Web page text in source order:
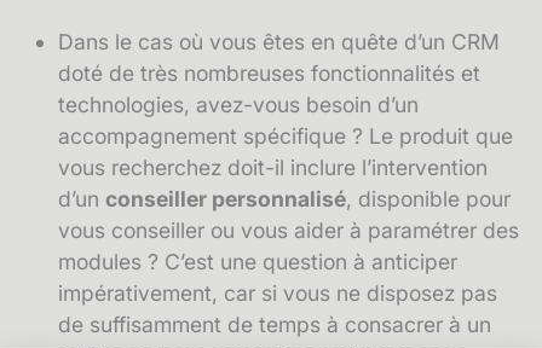
Dans le cas où vous êtes en quête d’un CRM
doté de très nombreuses fonctionnalités et
technologies, avez-vous besoin d’un
accompagnement spécifique ? Le produit que
vous recherchez doit-il inclure l’intervention
d’un conseiller personnalisé, disponible pour
vous conseiller ou vous aider à paramétrer des
modules ? C’est une question à anticiper
impérativement, car si vous ne disposez pas
de suffisamment de temps à consacrer à un